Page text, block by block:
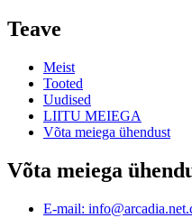
Teave
Meist
Tooted
Uudised
LIITU MEIEGA
Võta meiega ühendust
Võta meiega
E-mail: